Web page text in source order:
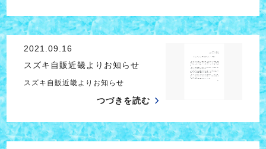
2021.09.16
スズキ自販近畿よりお知らせ
スズキ自販近畿よりお知らせ
つづきを読む